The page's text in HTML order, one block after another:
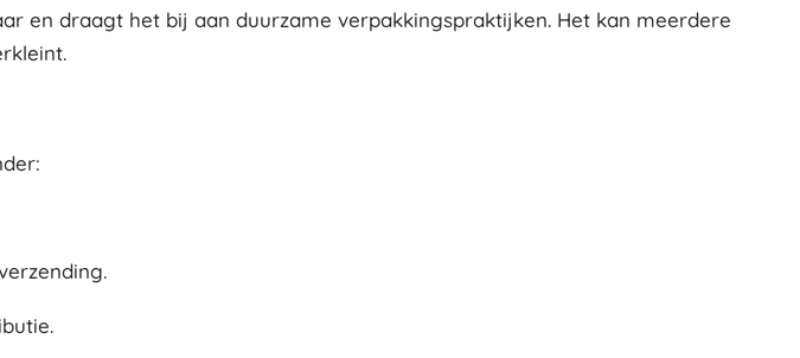
en draagt het bij aan duurzame verpakkingspraktijken. Het kan meerdere